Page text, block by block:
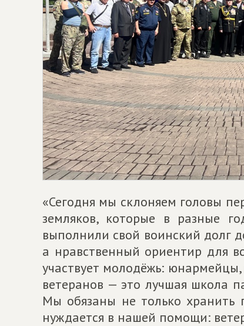
«Сегодня мы склоняем головы
земляков, которые в разные
выполнили свой воинский долг
а нравственный ориентир для
участвует молодёжь:
ветеранов — это лучшая школа
Мы обязаны не только хранить
нуждается в нашей помощи: